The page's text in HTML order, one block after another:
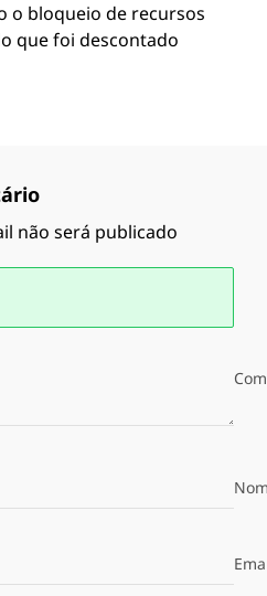
o bloqueio de recursos
que foi descontado
não será publicado